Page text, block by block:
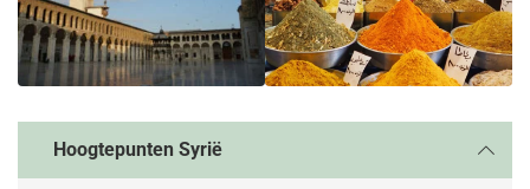
Hoogtepunten Syrië